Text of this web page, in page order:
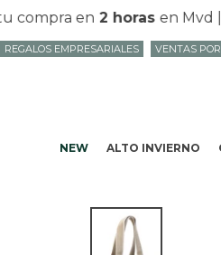
en2 horasen Mvd ||
NEW ALTO INVIERNO
REGALOS EMPRESARIALES VENTAS